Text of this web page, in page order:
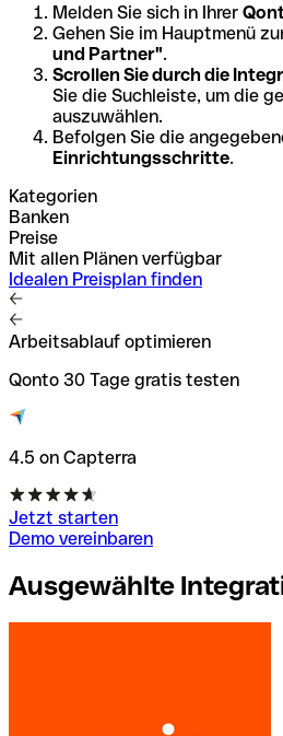
Melden Sie sich in Ihrer
Gehen Sie im Hauptmenü
und Partner".
Scrollen Sie durch die
Sie die Suchleiste, um die
auszuwählen.
Befolgen Sie die
Einrichtungsschritte.
Kategorien
Banken
Preise
Mit allen Plänen verfügbar
Idealen Preisplan finden
Arbeitsablauf optimieren
Qonto 30 Tage gratis testen
4.5 on Capterra
Jetzt starten
Demo vereinbaren
Ausgewählte